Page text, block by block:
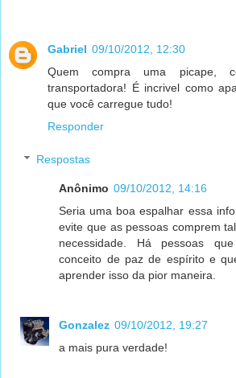
Gabriel 09/10/2012, 12:30
Quem compra uma picape,
transportadora! É incrivel como
que você carregue tudo!
Responder
Respostas
Anônimo 09/10/2012, 14:16
Seria uma boa espalhar essa
evite que as pessoas comprem
necessidade. Há pessoas
conceito de paz de espírito e
aprender isso da pior maneira.
Gonzalez 09/10/2012, 19:27
a mais pura verdade!